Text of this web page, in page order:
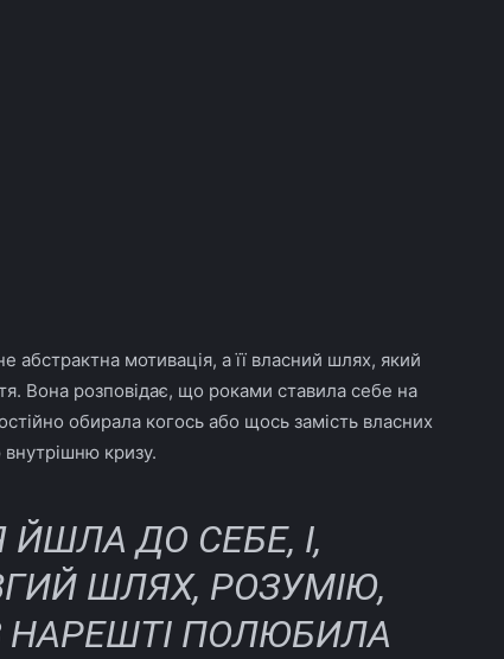
абстрактна мотивація, а її власний шлях, який
Вона розповідає, що роками ставила себе на
обирала когось або щось замість власних
кризу.
ДО СЕБЕ, І,
ШЛЯХ, РОЗУМІЮ,
НАРЕШТІ ПОЛЮБИЛА